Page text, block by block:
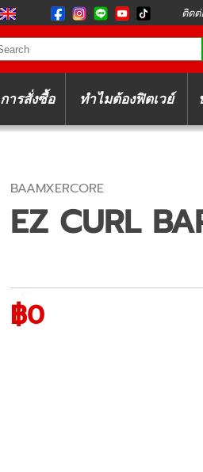
ติดต่
การสั่งซื้อ ทำไมต้องฟิตเวย์
BAAMXERCORE
EZ CURL
฿0